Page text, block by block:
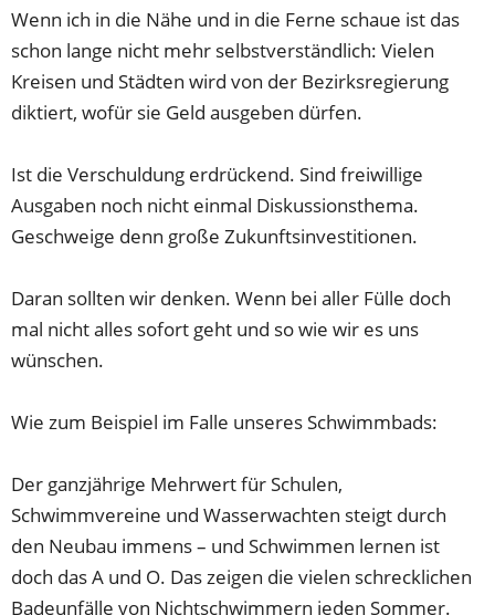
Wenn ich in die Nähe und in die Ferne schaue ist das
schon lange nicht mehr selbstverständlich: Vielen
Kreisen und Städten wird von der Bezirksregierung
diktiert, wofür sie Geld ausgeben dürfen.
Ist die Verschuldung erdrückend. Sind freiwillige
Ausgaben noch nicht einmal Diskussionsthema.
Geschweige denn große Zukunftsinvestitionen.
Daran sollten wir denken. Wenn bei aller Fülle doch
mal nicht alles sofort geht und so wie wir es uns
wünschen.
Wie zum Beispiel im Falle unseres Schwimmbads:
Der ganzjährige Mehrwert für Schulen,
Schwimmvereine und Wasserwachten steigt durch
den Neubau immens – und Schwimmen lernen ist
doch das A und O. Das zeigen die vielen schrecklichen
Badeunfälle von Nichtschwimmern jeden Sommer.